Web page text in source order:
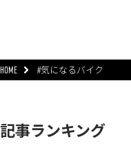
HOME #気になるバイク
記事ランキング